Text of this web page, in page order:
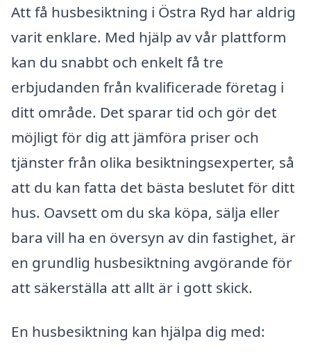
Att få husbesiktning i Östra Ryd har aldrig
varit enklare. Med hjälp av vår plattform
kan du snabbt och enkelt få tre
erbjudanden från kvalificerade företag i
ditt område. Det sparar tid och gör det
möjligt för dig att jämföra priser och
tjänster från olika besiktningsexperter, så
att du kan fatta det bästa beslutet för ditt
hus. Oavsett om du ska köpa, sälja eller
bara vill ha en översyn av din fastighet, är
en grundlig husbesiktning avgörande för
att säkerställa att allt är i gott skick.
En husbesiktning kan hjälpa dig med: